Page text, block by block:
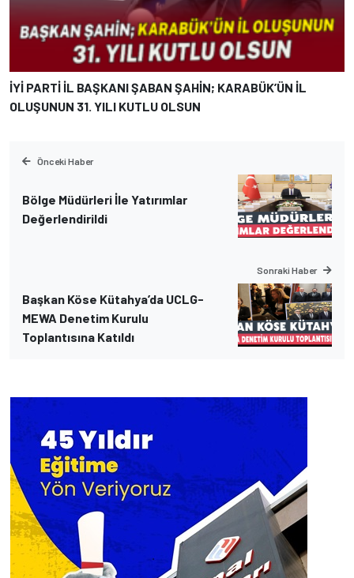
İYİ PARTİ İL BAŞKANI ŞABAN ŞAHİN; KARABÜK’ÜN İL
OLUŞUNUN 31. YILI KUTLU OLSUN
Önceki Haber
Bölge Müdürleri İle Yatırımlar
Değerlendirildi
Sonraki Haber
Başkan Köse Kütahya’da UCLG-
MEWA Denetim Kurulu
Toplantısına Katıldı